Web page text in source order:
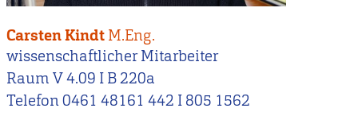
Carsten Kindt M.Eng.
wissenschaftlicher Mitarbeiter
Raum V 4.09 I B 220a
Telefon 0461 48161 442 I 805 1562